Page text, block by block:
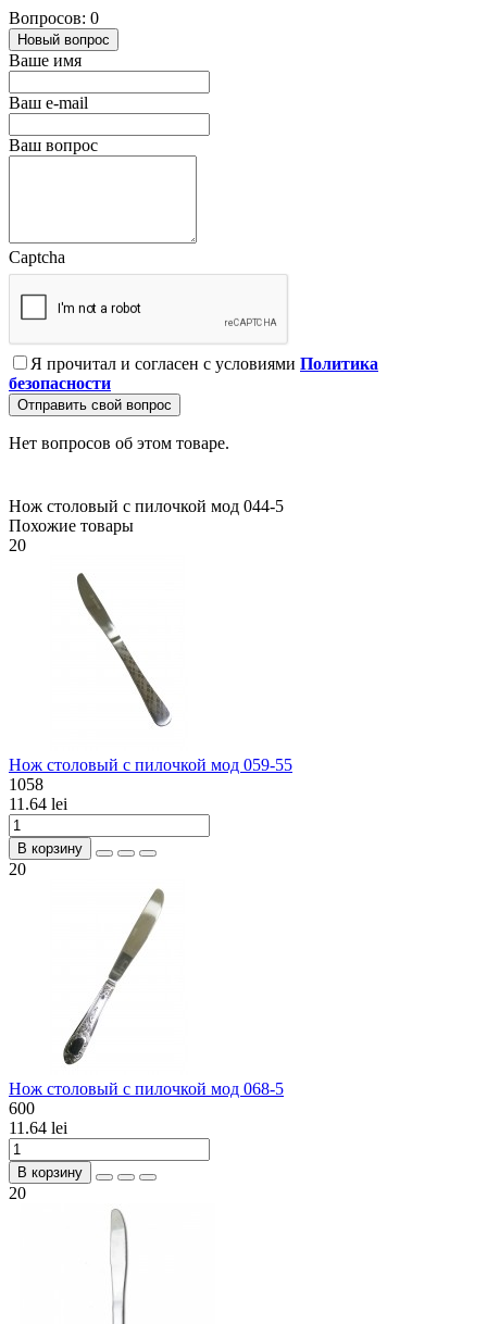
Вопросов: 0
Новый вопрос
Ваше имя
Ваш e-mail
Ваш вопрос
Captcha
Я прочитал и согласен с условиями Политика
безопасности
Отправить свой вопрос
Нет вопросов об этом товаре.
Нож столовый с пилочкой мод 044-5
Похожие товары
20
Нож столовый с пилочкой мод 059-55
1058
11.64 lei
В корзину
20
Нож столовый с пилочкой мод 068-5
600
11.64 lei
В корзину
20